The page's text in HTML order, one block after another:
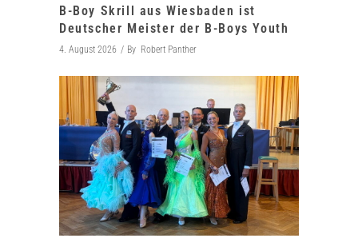
B-Boy Skrill aus Wiesbaden ist
Deutscher Meister der B-Boys Youth
4. August 2026 By Robert Panther